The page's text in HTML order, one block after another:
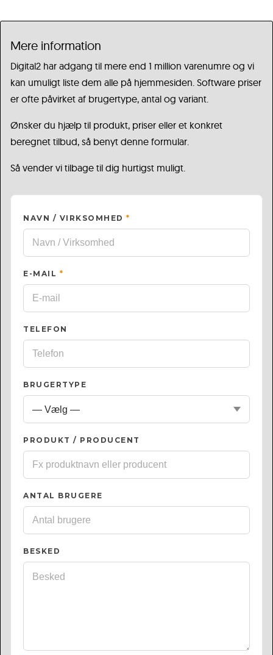
Mere information
Digital2 har adgang til mere end 1 million varenumre og vi
kan umuligt liste dem alle på hjemmesiden. Software priser
er ofte påvirket af brugertype, antal og variant.
Ønsker du hjælp til produkt, priser eller et konkret
beregnet tilbud, så benyt denne formular.
Så vender vi tilbage til dig hurtigst muligt.
NAVN / VIRKSOMHED *
E-MAIL *
TELEFON
BRUGERTYPE
PRODUKT / PRODUCENT
ANTAL BRUGERE
BESKED